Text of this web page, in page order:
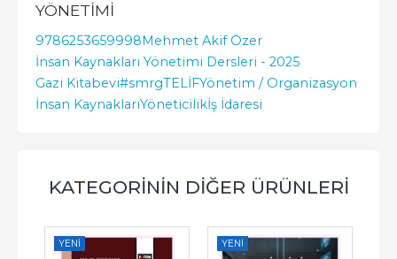
YÖNETİMİ
9786253659998Mehmet Akif Özer
İnsan Kaynakları Yönetimi Dersleri - 2025
Gazi Kitabevi#smrgTELİFYönetim / Organizasyon
İnsan KaynaklarıYöneticilikİş İdaresi
KATEGORININ DIĞER ÜRÜNLERI
YENI YENI